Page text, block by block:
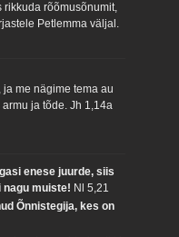
rikkuda rõõmusõnumit,
Petlemma väljal.
me nägime tema au
armu ja tõde.Jh 1,14a
enese juurde, siis
nagu muiste! Nl 5,21
Õnnistegija, kes on